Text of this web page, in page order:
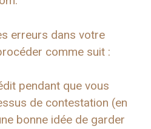
erreurs dans votre
comme suit :
pendant que vous
de contestation (en
bonne idée de garder